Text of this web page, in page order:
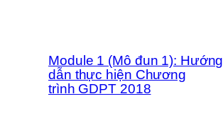
Module 1 (Mô đun 1): Hướng
dẫn thực hiện Chương
trình GDPT 2018